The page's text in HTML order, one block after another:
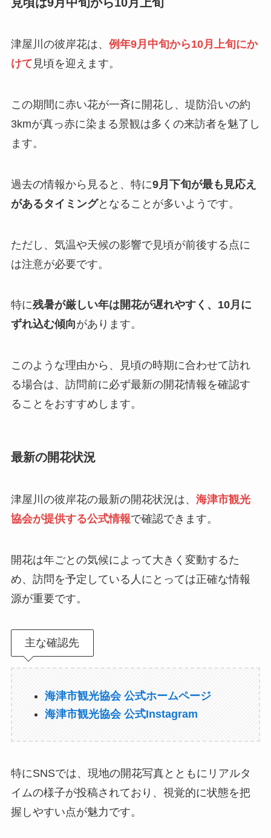
津屋川の彼岸花は、 例年9月中旬から10月上旬にか
けて 見頃を迎えます。
この期間に赤い花が一斉に開花し、堤防沿いの約
3kmが真っ赤に染まる景観は多くの来訪者を魅了し
ます。
過去の情報から見ると、特に9月下旬が最も見応え
があるタイミングとなることが多いようです。
ただし、気温や天候の影響で見頃が前後する点に
は注意が必要です。
特に残暑が厳しい年は開花が遅れやすく、10月に
ずれ込む傾向があります。
このような理由から、見頃の時期に合わせて訪れ
る場合は、訪問前に必ず最新の開花情報を確認す
ることをおすすめします。
最新の開花状況
津屋川の彼岸花の最新の開花状況は、 海津市観光
協会が提供する公式情報で確認できます。
開花は年ごとの気候によって大きく変動するた
め、訪問を予定している人にとっては正確な情報
源が重要です。
主な確認先
海津市観光協会 公式ホームページ
海津市観光協会 公式Instagram
特にSNSでは、現地の開花写真とともにリアルタ
イムの様子が投稿されており、視覚的に状態を把
握しやすい点が魅力です。